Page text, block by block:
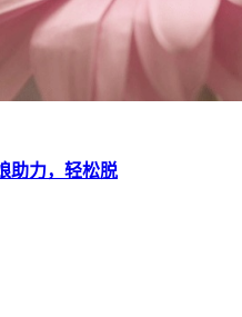
助力，轻松脱